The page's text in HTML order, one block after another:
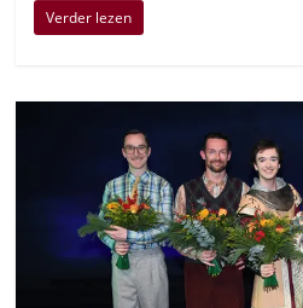
Verder lezen